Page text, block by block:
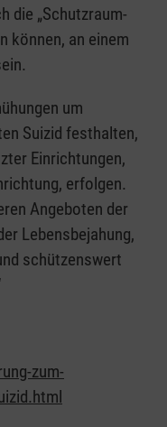
die „Schutzraum-
können, an einem
um
Suizid festhalten,
Einrichtungen,
erfolgen.
Angeboten der
Lebensbejahung,
schützenswert
zum-